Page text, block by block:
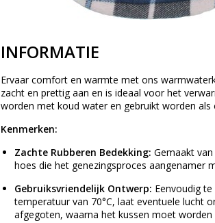
INFORMATIE
Ervaar comfort en warmte met ons
zacht en prettig aan en is ideaal voor het
worden met koud water en gebruikt worden als
Kenmerken:
Zachte Rubberen Bedekking: Gemaakt
hoes die het genezingsproces aangenamer
Gebruiksvriendelijk Ontwerp: Eenvoudig
temperatuur van 70°C, laat eventuele lucht
afgegoten, waarna het kussen moet